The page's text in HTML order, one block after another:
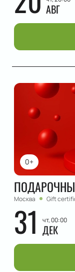
АВГ
0+
Москва Gift
31 чт, 00:00
ДЕК